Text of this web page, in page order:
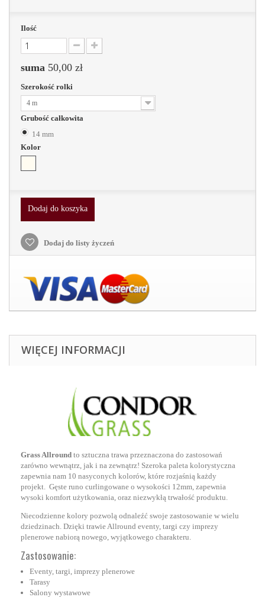
Ilość
suma 50,00 zł
Szerokość rolki
4 m
Grubość całkowita
14 mm
Kolor
Dodaj do koszyka
Dodaj do listy życzeń
WIĘCEJ INFORMACJI
Grass Allround to sztuczna trawa przeznaczona do zastosowań
zarówno wewnątrz, jak i na zewnątrz! Szeroka paleta kolorystyczna
zapewnia nam 10 nasyconych kolorów, które rozjaśnią każdy
projekt. Gęste runo curlingowane o wysokości 12mm, zapewnia
wysoki komfort użytkowania, oraz niezwykłą trwałość produktu.
Niecodzienne kolory pozwolą odnaleźć swoje zastosowanie w wielu
dziedzinach. Dzięki trawie Allround eventy, targi czy imprezy
plenerowe nabiorą nowego, wyjątkowego charakteru.
Zastosowanie:
Eventy, targi, imprezy plenerowe
Tarasy
Salony wystawowe